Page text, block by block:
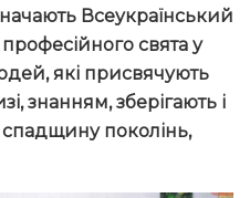
Всеукраїнський
свята у
які присвячують
знанням, зберігають і
поколінь,